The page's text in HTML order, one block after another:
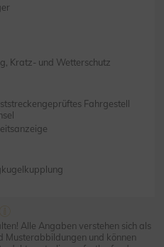
Kratz- und Wetterschutz
Fahrgestell
Alle Angaben verstehen sich als
Musterabbildungen und können